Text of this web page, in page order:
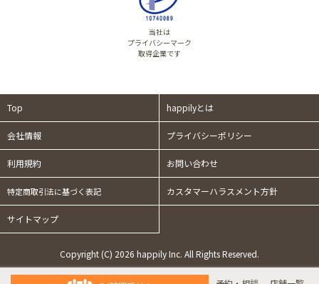
当社は
プライバシーマーク
取得企業です
Top happilyとは
会社情報 プライバシーポリシー
利用規約 お問い合わせ
特定商取引法に基づく表記 カスタマーハラスメント方針
サイトマップ
Copyright (C) 2026 happily Inc. All Rights Reserved.